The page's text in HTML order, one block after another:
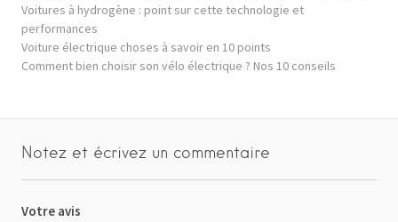
Voitures à hydrogène : point sur cette technologie et
performances
Voiture électrique choses à savoir en 10 points
Comment bien choisir son vélo électrique ? Nos 10 conseils
Notez et écrivez un commentaire
Votre avis